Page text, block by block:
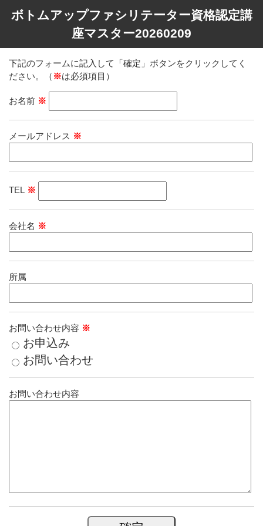
ボトムアップファシリテーター資格認定講
座マスター20260209
下記のフォームに記入して「確定」ボタンをクリックしてく
ださい。（ ※は必須項目）
お名前 ※
メールアドレス ※
TEL ※
会社名 ※
所属
お問い合わせ内容 ※
お申込み
お問い合わせ
お問い合わせ内容